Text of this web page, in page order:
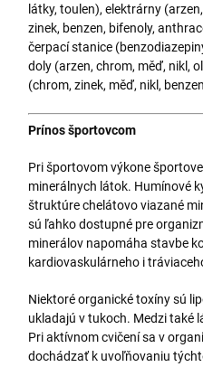
látky, toulen), elektrárny
zinek, benzen, bifenoly,
čerpací stanice
doly (arzen, chrom, měď, nikl,
(chrom, zinek, měď, nikl,
Prínos športovcom
Pri športovom výkone
minerálnych látok. Humínové
štruktúre chelátovo viazané
sú ľahko dostupné pre
minerálov napomáha stavbe
kardiovaskulárneho i
Niektoré organické toxíny sú
ukladajú v tukoch. Medzi také
Pri aktívnom cvičení sa v
dochádzať k uvoľňovaniu